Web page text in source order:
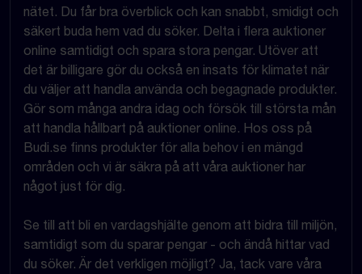
nätet. Du får bra överblick och kan snabbt, smidigt och
säkert buda hem vad du söker. Delta i flera auktioner
online samtidigt och spara stora pengar. Utöver att
det är billigare gör du också en insats för klimatet när
du väljer att handla använda och begagnade produkter.
Gör som många andra idag och försök till största mån
att handla hållbart på auktioner online. Hos oss på
Budi.se finns produkter för alla behov i en mängd
områden och vi är säkra på att våra auktioner har
något just för dig.
Se till att bli en vardagshjälte genom att bidra till miljön,
samtidigt som du sparar pengar - och ändå hittar vad
du söker. Är det verkligen möjligt? Ja, tack vare våra